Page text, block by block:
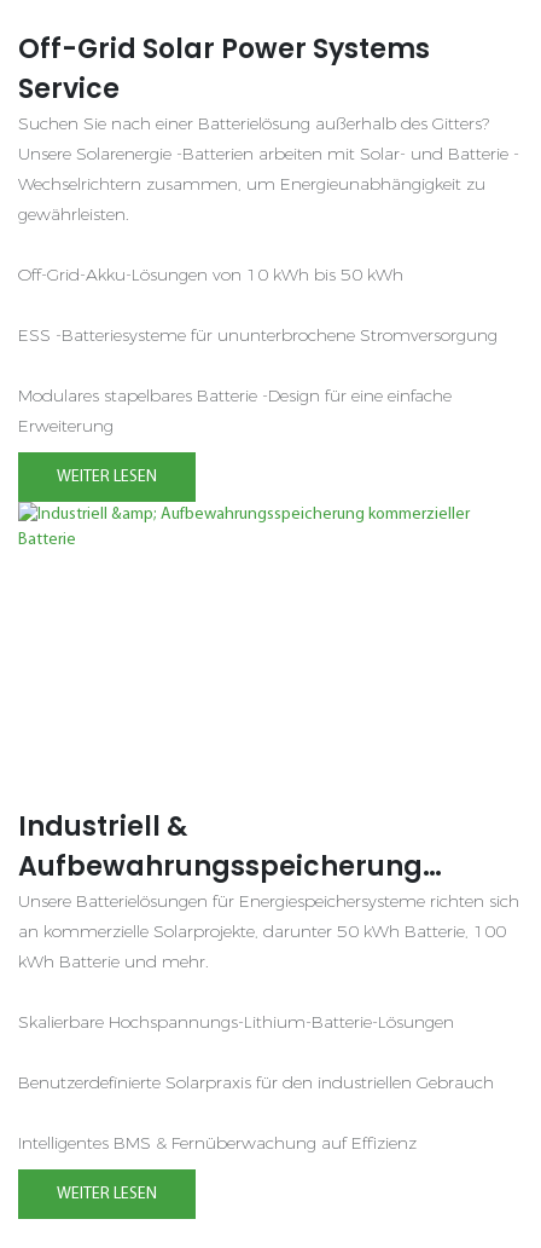
Off-Grid Solar Power Systems
Service
Suchen Sie nach einer Batterielösung außerhalb des Gitters?
Unsere Solarenergie -Batterien arbeiten mit Solar- und Batterie -
Wechselrichtern zusammen, um Energieunabhängigkeit zu
gewährleisten.
Off-Grid-Akku-Lösungen von 10 kWh bis 50 kWh
ESS -Batteriesysteme für ununterbrochene Stromversorgung
Modulares stapelbares Batterie -Design für eine einfache
Erweiterung
WEITER LESEN
Industriell &
Aufbewahrungsspeicherung
Kommerzieller Batterie
Unsere Batterielösungen für Energiespeichersysteme richten sich
an kommerzielle Solarprojekte, darunter 50 kWh Batterie, 100
kWh Batterie und mehr.
Skalierbare Hochspannungs-Lithium-Batterie-Lösungen
Benutzerdefinierte Solarpraxis für den industriellen Gebrauch
Intelligentes BMS & Fernüberwachung auf Effizienz
WEITER LESEN